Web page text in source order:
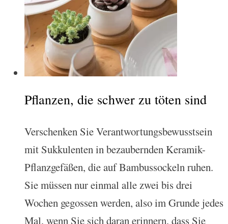
Pflanzen, die schwer zu töten sind
Verschenken Sie Verantwortungsbewusstsein
mit Sukkulenten in bezaubernden Keramik-
Pflanzgefäßen, die auf Bambussockeln ruhen.
Sie müssen nur einmal alle zwei bis drei
Wochen gegossen werden, also im Grunde jedes
Mal, wenn Sie sich daran erinnern, dass Sie